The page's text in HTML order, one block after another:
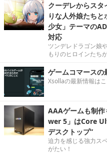
クーデレからス
りな人外娘たち
少女」テーマの
対応
ツンデレドラゴン娘
もりのヒロインたち
ゲームコマース
Xsollaの最新情報はこ
AAAゲームも制
wer 5」はCore
デスクトップ”
迫力を感じる強力ス
がたい！